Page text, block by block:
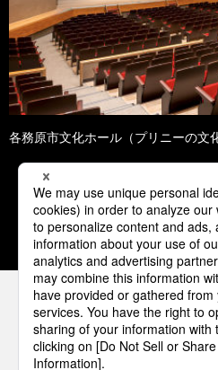
各務原市文化ホール（プリニーの文
1 2 3
パナソニックの電気設